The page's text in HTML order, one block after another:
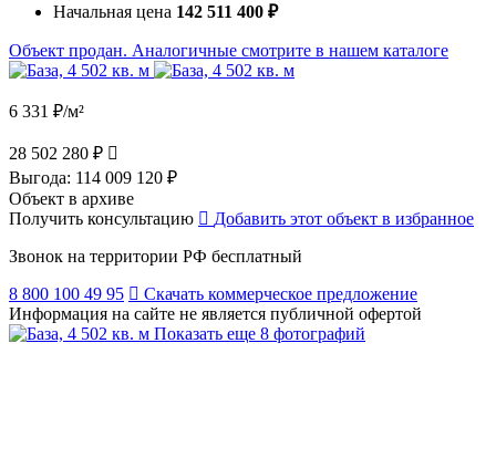
Начальная цена 142 511 400 ₽
Объект продан. Аналогичные смотрите в нашем каталоге
6 331 ₽/м²
28 502 280 ₽
Выгода: 114 009 120 ₽
Объект в архиве
Получить консультацию
Добавить этот объект в избранное
Звонок на территории РФ бесплатный
8 800 100 49 95
Скачать коммерческое предложение
Информация на сайте не является публичной офертой
Показать еще 8 фотографий